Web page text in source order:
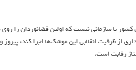
یا سازمانی نیست که اولین فضانوردان را
از ظرفیت انقلابی این موشک‌ها اجرا کند، پیروز
رقابت است.